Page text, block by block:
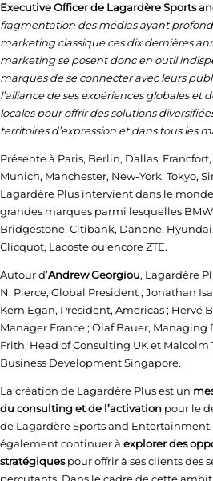
Executive Officer de Lagardère Sports
fragmentation des médias ayant
marketing classique ces dix dernières
marketing se posent donc en outil
marques de se connecter avec leurs
l’alliance de ses expériences globales et
locales pour offrir des solutions
territoires d’expression et dans tous les
Présente à Paris, Berlin, Dallas,
Munich, Manchester, New-York, Tokyo,
Lagardère Plus intervient dans le
grandes marques parmi lesquelles
Bridgestone, Citibank, Danone,
Clicquot, Lacoste ou encore ZTE.
Autour d’Andrew Georgiou, Lagardère
N. Pierce, Global President ; Jonathan
Kern Egan, President, Americas ; Hervé
Manager France ; Olaf Bauer, Managing
Frith, Head of Consulting UK et Malcolm
Business Development Singapore.
La création de Lagardère Plus est un
du consulting et de l’activation pour le
de Lagardère Sports and
également continuer à explorer des
stratégiquespour offrir à ses clients des